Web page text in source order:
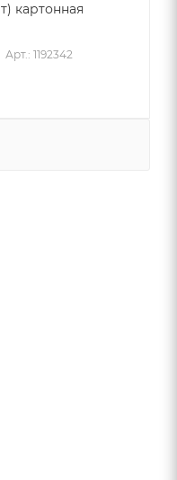
картонная
Арт.: 1192342